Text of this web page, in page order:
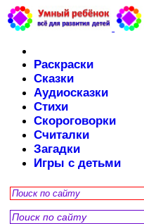
Раскраски
Сказки
Аудиосказки
Стихи
Скороговорки
Считалки
Загадки
Игры с детьми